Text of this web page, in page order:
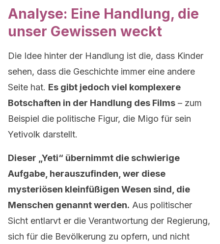
Analyse: Eine Handlung, die
unser Gewissen weckt
Die Idee hinter der Handlung ist die, dass Kinder
sehen, dass die Geschichte immer eine andere
Seite hat. Es gibt jedoch viel komplexere
Botschaften in der Handlung des Films – zum
Beispiel die politische Figur, die Migo für sein
Yetivolk darstellt.
Dieser „Yeti“ übernimmt die schwierige
Aufgabe, herauszufinden, wer diese
mysteriösen kleinfüßigen Wesen sind, die
Menschen genannt werden. Aus politischer
Sicht entlarvt er die Verantwortung der Regierung,
sich für die Bevölkerung zu opfern, und nicht